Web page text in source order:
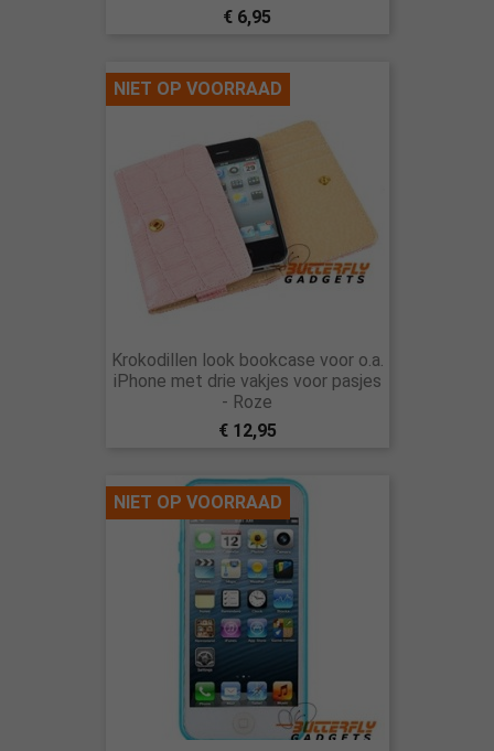
€ 6,95
Krokodillen look bookcase voor o.a.
iPhone met drie vakjes voor pasjes
- Roze
€ 12,95
NIET OP VOORRAAD
NIET OP VOORRAAD